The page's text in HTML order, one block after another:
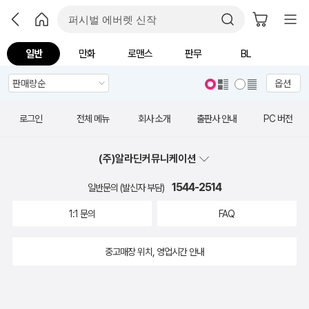
일반 만화 로맨스 판무 BL
옵션
로그인 전체 메뉴 회사 소개 출판사 안내 PC 버전
(주)알라딘커뮤니케이션
일반문의 (발신자 부담) 1544-2514
1:1 문의 FAQ
중고매장 위치, 영업시간 안내